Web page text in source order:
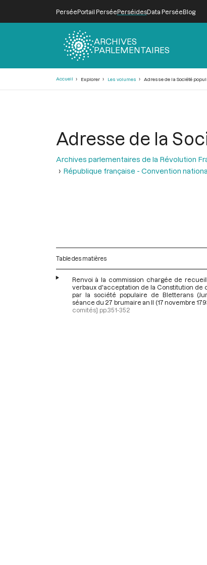
PerséePortail PerséePerséidesData PerséeBlog
ARCHIVES
PARLEMENTAIRES
Accueil Explorer Les volumes Adresse de la Société
Adresse de la
Archives parlementaires de la Révolution
République française - Convention
Table des matières
Renvoi à la commission chargée de
verbaux d'acceptation de la Constitution de
par la société populaire de Bletterans
séance du 27 brumaire an II (17 novembre
comités] pp.351-352